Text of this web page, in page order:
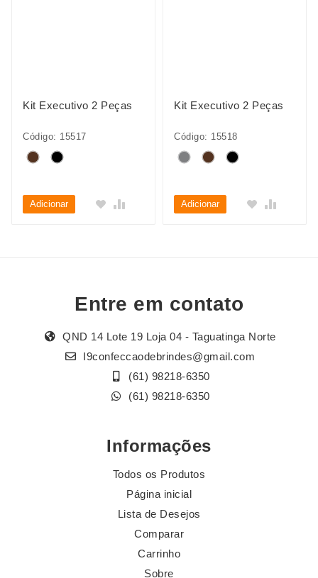
Kit Executivo 2 Peças
Código: 15517
Adicionar
Kit Executivo 2 Peças
Código: 15518
Adicionar
Entre em contato
QND 14 Lote 19 Loja 04 - Taguatinga Norte
I9confeccaodebrindes@gmail.com
(61) 98218-6350
(61) 98218-6350
Informações
Todos os Produtos
Página inicial
Lista de Desejos
Comparar
Carrinho
Sobre